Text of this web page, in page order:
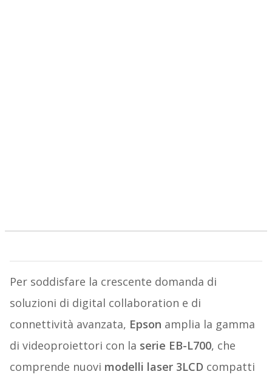
Per soddisfare la crescente domanda di
soluzioni di digital collaboration e di
connettività avanzata, Epson amplia la gamma
di videoproiettori con la serie EB-L700, che
comprende nuovi modelli laser 3LCD compatti